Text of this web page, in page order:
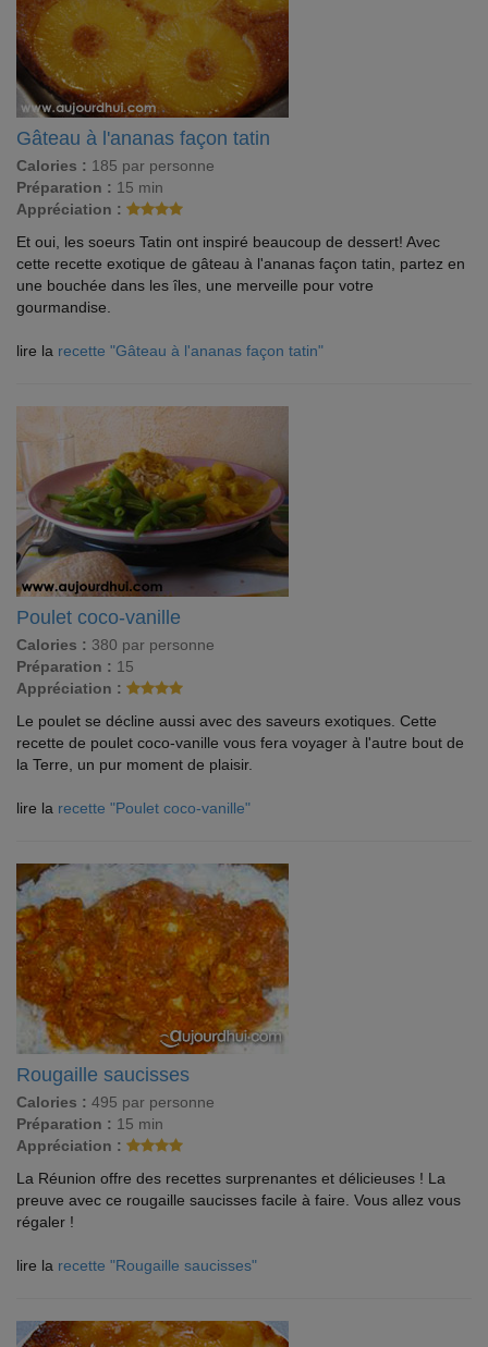
Gâteau à l'ananas façon tatin
Calories : 185 par personne
Préparation : 15 min
Appréciation :
Et oui, les soeurs Tatin ont inspiré beaucoup de dessert! Avec
cette recette exotique de gâteau à l'ananas façon tatin, partez en
une bouchée dans les îles, une merveille pour votre
gourmandise.
lire la recette "Gâteau à l'ananas façon tatin"
Poulet coco-vanille
Calories : 380 par personne
Préparation : 15
Appréciation :
Le poulet se décline aussi avec des saveurs exotiques. Cette
recette de poulet coco-vanille vous fera voyager à l'autre bout de
la Terre, un pur moment de plaisir.
lire la recette "Poulet coco-vanille"
Rougaille saucisses
Calories : 495 par personne
Préparation : 15 min
Appréciation :
La Réunion offre des recettes surprenantes et délicieuses ! La
preuve avec ce rougaille saucisses facile à faire. Vous allez vous
régaler !
lire la recette "Rougaille saucisses"